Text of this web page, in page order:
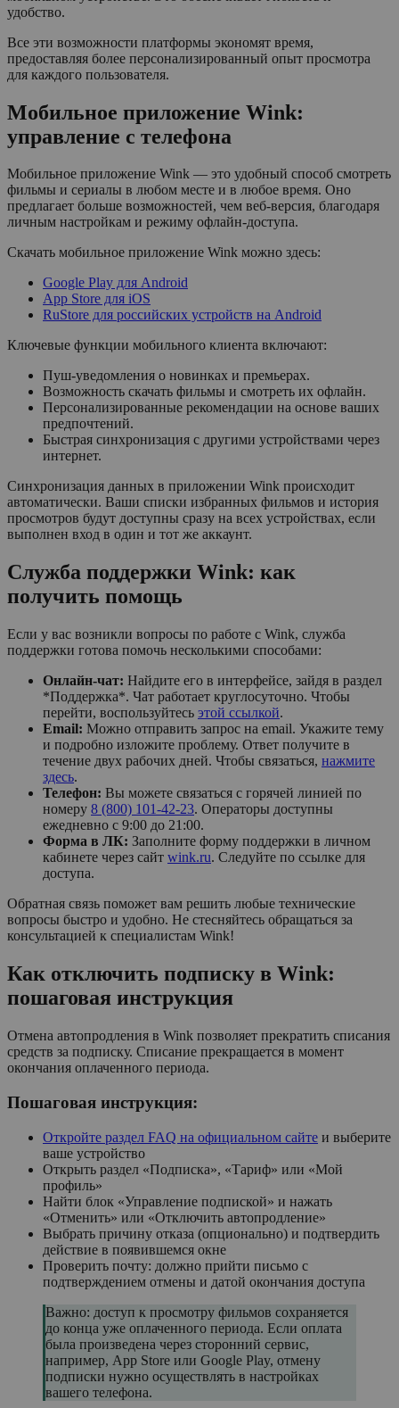
удобство.
Все эти возможности платформы экономят время,
предоставляя более персонализированный опыт просмотра
для каждого пользователя.
Мобильное приложение Wink:
управление с телефона
Мобильное приложение Wink — это удобный способ смотреть
фильмы и сериалы в любом месте и в любое время. Оно
предлагает больше возможностей, чем веб-версия, благодаря
личным настройкам и режиму офлайн-доступа.
Скачать мобильное приложение Wink можно здесь:
Google Play для Android
App Store для iOS
RuStore для российских устройств на Android
Ключевые функции мобильного клиента включают:
Пуш-уведомления о новинках и премьерах.
Возможность скачать фильмы и смотреть их офлайн.
Персонализированные рекомендации на основе ваших
предпочтений.
Быстрая синхронизация с другими устройствами через
интернет.
Синхронизация данных в приложении Wink происходит
автоматически. Ваши списки избранных фильмов и история
просмотров будут доступны сразу на всех устройствах, если
выполнен вход в один и тот же аккаунт.
Служба поддержки Wink: как
получить помощь
Если у вас возникли вопросы по работе с Wink, служба
поддержки готова помочь несколькими способами:
Онлайн-чат: Найдите его в интерфейсе, зайдя в раздел
*Поддержка*. Чат работает круглосуточно. Чтобы
перейти, воспользуйтесь этой ссылкой.
Email: Можно отправить запрос на email. Укажите тему
и подробно изложите проблему. Ответ получите в
течение двух рабочих дней. Чтобы связаться, нажмите
здесь.
Телефон: Вы можете связаться с горячей линией по
номеру 8 (800) 101-42-23. Операторы доступны
ежедневно с 9:00 до 21:00.
Форма в ЛК: Заполните форму поддержки в личном
кабинете через сайт wink.ru. Следуйте по ссылке для
доступа.
Обратная связь поможет вам решить любые технические
вопросы быстро и удобно. Не стесняйтесь обращаться за
консультацией к специалистам Wink!
Как отключить подписку в Wink:
пошаговая инструкция
Отмена автопродления в Wink позволяет прекратить списания
средств за подписку. Списание прекращается в момент
окончания оплаченного периода.
Пошаговая инструкция:
Откройте раздел FAQ на официальном сайте и выберите
ваше устройство
Открыть раздел «Подписка», «Тариф» или «Мой
профиль»
Найти блок «Управление подпиской» и нажать
«Отменить» или «Отключить автопродление»
Выбрать причину отказа (опционально) и подтвердить
действие в появившемся окне
Проверить почту: должно прийти письмо с
подтверждением отмены и датой окончания доступа
Важно: доступ к просмотру фильмов сохраняется
до конца уже оплаченного периода. Если оплата
была произведена через сторонний сервис,
например, App Store или Google Play, отмену
подписки нужно осуществлять в настройках
вашего телефона.